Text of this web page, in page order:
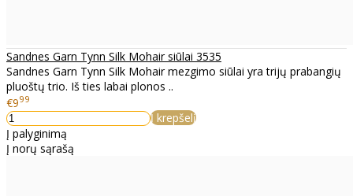
Sandnes Garn Tynn Silk Mohair siūlai 3535
Sandnes Garn Tynn Silk Mohair mezgimo siūlai yra trijų prabangių
pluoštų trio. Iš ties labai plonos ..
€999
Į krepšelį
Į palyginimą
Į norų sąrašą